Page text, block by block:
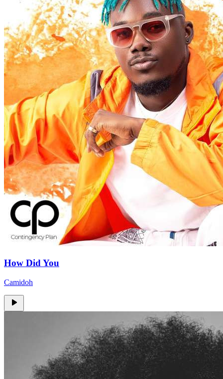
How Did You
Camidoh